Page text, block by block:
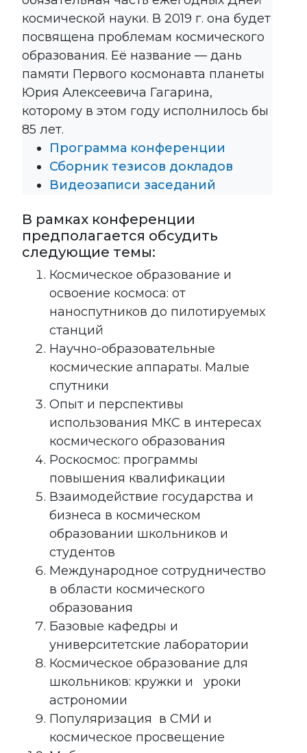
космической науки. В 2019 г. она будет
посвящена проблемам космического
образования. Её название — дань
памяти Первого космонавта планеты
Юрия Алексеевича Гагарина,
которому в этом году исполнилось бы
85 лет.
Программа конференции
Сборник тезисов докладов
Видеозаписи заседаний
В рамках конференции
предполагается обсудить
следующие темы:
Космическое образование и
освоение космоса: от
наноспутников до пилотируемых
станций
Научно-образовательные
космические аппараты. Малые
спутники
Опыт и перспективы
использования МКС в интересах
космического образования
Роскосмос: программы
повышения квалификации
Взаимодействие государства и
бизнеса в космическом
образовании школьников и
студентов
Международное сотрудничество
в области космического
образования
Базовые кафедры и
университетские лаборатории
Космическое образование для
школьников: кружки и уроки
астрономии
Популяризация в СМИ и
космическое просвещение